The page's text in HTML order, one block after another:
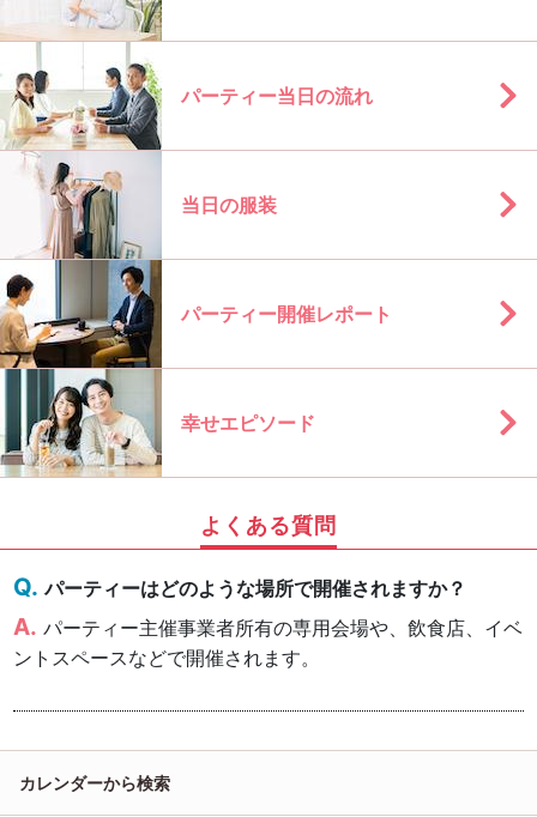
パーティー当日の流れ
当日の服装
パーティー開催レポート
幸せエピソード
よくある質問
パーティーはどのような場所で開催されますか？
パーティー主催事業者所有の専用会場や、飲食店、イベ
ントスペースなどで開催されます。
カレンダーから検索